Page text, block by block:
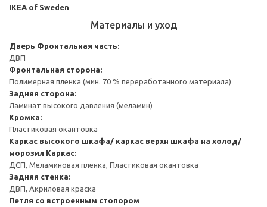
IKEA of Sweden
Материалы и уход
Дверь Фронтальная часть:
ДВП
Фронтальная сторона:
Полимерная пленка (мин. 70 % переработанного материала)
Задняя сторона:
Ламинат высокого давления (меламин)
Кромка:
Пластиковая окантовка
Каркас высокого шкафа/ каркас верхн шкафа на холод/
морозил Каркас:
ДСП, Меламиновая пленка, Пластиковая окантовка
Задняя стенка:
ДВП, Акриловая краска
Петля со встроенным стопором